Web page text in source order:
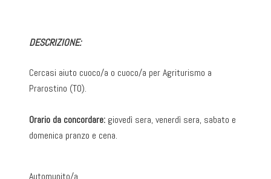
DESCRIZIONE:
Cercasi aiuto cuoco/a o cuoco/a per Agriturismo a
Prarostino (TO).
Orario da concordare: giovedì sera, venerdì sera, sabato e
domenica pranzo e cena.
Automunito/a